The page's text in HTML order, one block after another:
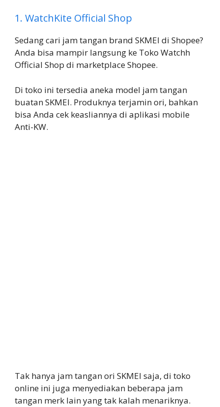
1. WatchKite Official Shop
Sedang cari jam tangan brand SKMEI di Shopee?
Anda bisa mampir langsung ke Toko Watchh
Official Shop di marketplace Shopee.
Di toko ini tersedia aneka model jam tangan
buatan SKMEI. Produknya terjamin ori, bahkan
bisa Anda cek keasliannya di aplikasi mobile
Anti-KW.
Tak hanya jam tangan ori SKMEI saja, di toko
online ini juga menyediakan beberapa jam
tangan merk lain yang tak kalah menariknya.